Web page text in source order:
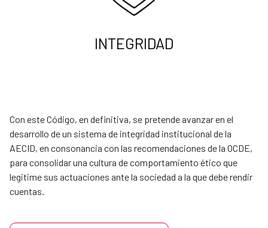
INTEGRIDAD
Con este Código, en definitiva, se pretende avanzar en el
desarrollo de un sistema de integridad institucional de la
AECID, en consonancia con las recomendaciones de la OCDE,
para consolidar una cultura de comportamiento ético que
legitime sus actuaciones ante la sociedad a la que debe rendir
cuentas.